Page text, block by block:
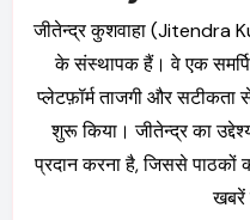
जीतेन्द्र कुशवाहा (Jitendra
के संस्थापक हैं। वे एक
प्लेटफ़ॉर्म ताजगी और
शुरू किया। जीतेन्द्र का
प्रदान करना है, जिससे पाठकों
खबरें